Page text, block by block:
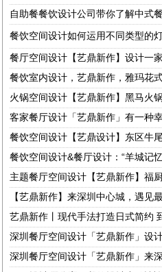
自助餐餐饮设计公司带你了解中式
餐饮空间设计如何运用不同类型的
餐厅空间设计【艺鼎新作】设计一
餐饮室内设计，艺鼎新作，雅玛花
火锅空间设计【艺鼎新作】黑马火
客家餐厅设计「艺鼎新作」有一种
餐饮空间设计【艺鼎设计】东区牛
餐饮空间设计&餐厅设计：“羊城记
主题餐厅空间设计【艺鼎新作】福
【艺鼎新作】来深圳中心城，遇见
艺鼎新作丨现代手法打造日式简约
深圳餐厅空间设计「艺鼎新作」设
深圳餐厅空间设计「艺鼎新作」来